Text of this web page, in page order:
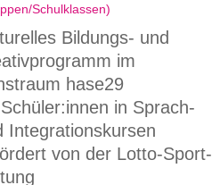
Schulklassen)
Bildungs- und
im
hase29
in Sprach-
Integrationskursen
von der Lotto-Sport-